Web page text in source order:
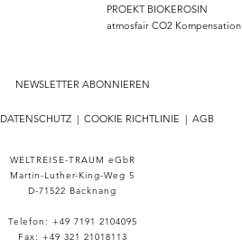
PROEKT BIOKEROSIN
atmosfair CO2 Kompensation
NEWSLETTER ABONNIEREN
DATENSCHUTZ| COOKIE RICHTLINIE | AGB
WELTREISE-TRAUM eGbR
Martin-Luther-King-Weg 5
D-71522 Backnang
Telefon: +49 7191 2104095
Fax: +49 321 21018113